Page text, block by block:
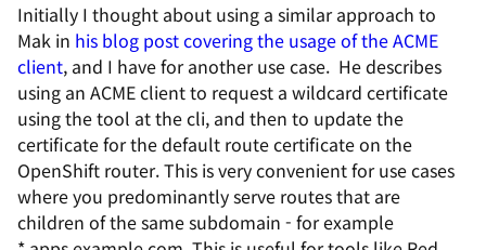
Initially I thought about using a similar approach to
Mak in his blog post covering the usage of the ACME
client, and I have for another use case. He describes
using an ACME client to request a wildcard certificate
using the tool at the cli, and then to update the
certificate for the default route certificate on the
OpenShift router. This is very convenient for use cases
where you predominantly serve routes that are
children of the same subdomain - for example